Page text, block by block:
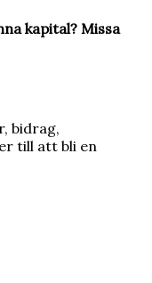
kapital? Missa
bidrag,
till att bli en